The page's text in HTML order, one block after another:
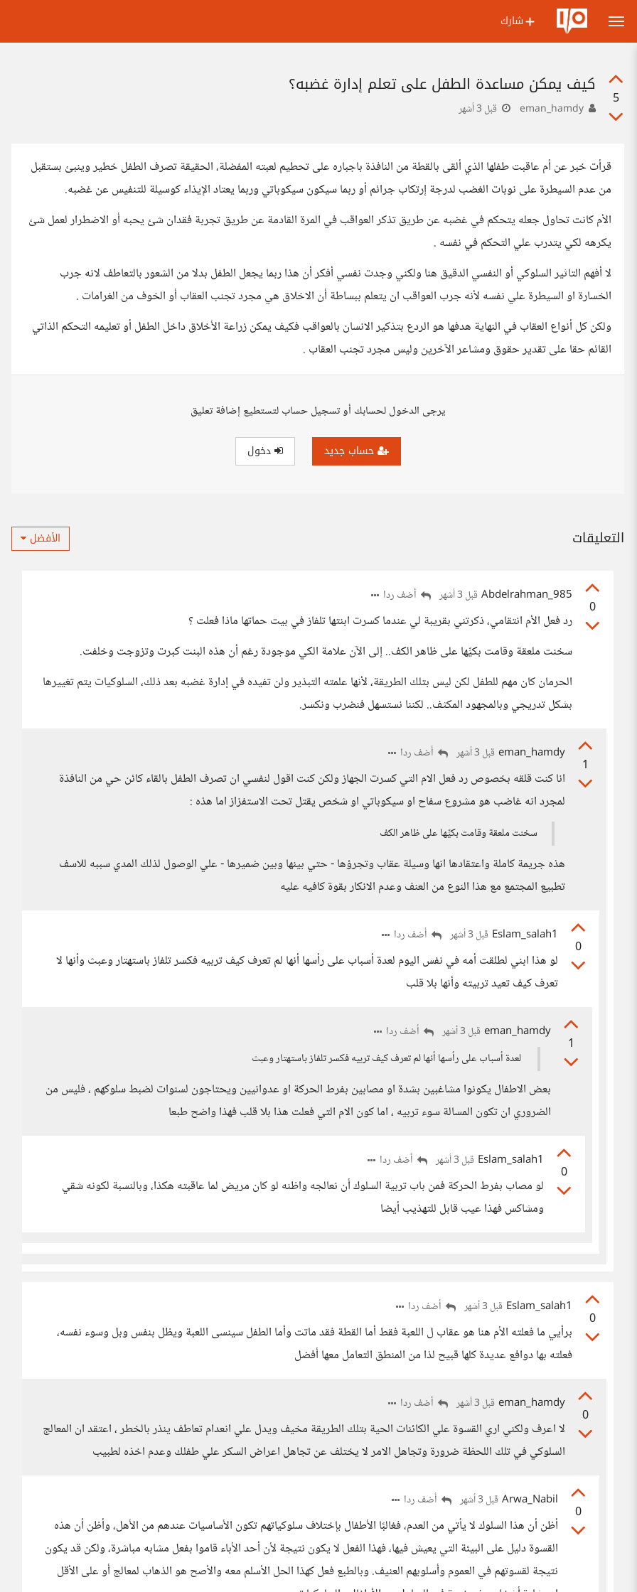
شارك
5
كيف يمكن مساعدة الطفل على تعلم إدارة غضبه؟
قبل 3 أشهر
قرأت خبر عن أم عاقبت طفلها الذي ألقى بالقطة من النافذة باجباره على تحطيم لعبته المفضلة، الحقيقة تصرف الطفل خطير وينبئ بستقبل
من عدم السيطرة على نوبات الغضب لدرجة إرتكاب جرائم أو ربما سيكون سيكوباتي وربما يعتاد الإيذاء كوسيلة للتنفيس عن غضبه.
الأم كانت تحاول جعله يتحكم في غضبه عن طريق تذكر العواقب في المرة القادمة عن طريق تجربة فقدان شئ يحبه أو الاضطرار لعمل شئ
يكرهه لكي يتدرب علي التحكم في نفسه .
لا أفهم التاثير السلوكي أو النفسي الدقيق هنا ولكني وجدت نفسي أفكر أن هذا ربما يجعل الطفل بدلا من الشعور بالتعاطف لانه جرب
الخسارة او السيطرة علي نفسه لأنه جرب العواقب ان يتعلم ببساطة أن الاخلاق هي مجرد تجنب العقاب أو الخوف من الغرامات .
ولكن كل أنواع العقاب في النهاية هدفها هو الردع بتذكير الانسان بالعواقب فكيف يمكن زراعة الأخلاق داخل الطفل أو تعليمه التحكم الذاتي
القائم حقا على تقدير حقوق ومشاعر الآخرين وليس مجرد تجنب العقاب .
يرجى الدخول لحسابك أو تسجيل حساب لتستطيع إضافة تعليق
حساب جديد دخول
التعليقات الأفضل
0
Abdelrahman_985 قبل 3 أشهر أضف ردا
رد فعل الأم انتقامي، ذكرتني بقريبة لي عندما كسرت ابنتها تلفاز في بيت حماتها ماذا فعلت ؟
سخنت ملعقة وقامت بكيِّها على ظاهر الكف.. إلى الآن علامة الكي موجودة رغم أن هذه البنت كبرت وتزوجت وخلفت.
الحرمان كان مهم للطفل لكن ليس بتلك الطريقة، لأنها علمته التبذير ولن تفيده في إدارة غضبه بعد ذلك، السلوكيات يتم تغييرها
بشكل تدريجي وبالمجهود المكثف.. لكننا نستسهل فنضرب ونكسر.
1
eman_hamdy قبل 3 أشهر أضف ردا
انا كنت قلقه بخصوص رد فعل الام التي كسرت الجهاز ولكن كنت اقول لنفسي ان تصرف الطفل بالقاء كائن حي من النافذة
لمجرد انه غاضب هو مشروع سفاح او سيكوباتي او شخص يقتل تحت الاستفزاز اما هذه :
سخنت ملعقة وقامت بكيِّها على ظاهر الكف
هذه جريمة كاملة واعتقادها انها وسيلة عقاب وتجرؤها - حتي بينها وبين ضميرها - علي الوصول لذلك المدي سببه للاسف
تطبيع المجتمع مع هذا النوع من العنف وعدم الانكار بقوة كافيه عليه
0
Eslam_salah1 قبل 3 أشهر أضف ردا
لو هذا ابني لطلقت أمه في نفس اليوم لعدة أسباب على رأسها أنها لم تعرف كيف تربيه فكسر تلفاز باستهتار وعبث وأنها لا
تعرف كيف تعيد تربيته وأنها بلا قلب
1
eman_hamdy قبل 3 أشهر
أضف ردا
لعدة أسباب على رأسها أنها لم تعرف كيف تربيه فكسر تلفاز باستهتار وعبث
بعض الاطفال يكونوا مشاغبين بشدة او مصابين بفرط الحركة او عدوانيين ويحتاجون لسنوات لضبط سلوكهم ، فليس من
الضروري ان تكون المسالة سوء تربيه ، اما كون الام التي فعلت هذا بلا قلب فهذا واضح طبعا
0
Eslam_salah1 قبل 3 أشهر أضف ردا
لو مصاب بفرط الحركة فمن باب تربية السلوك أن نعالجه واظنه لو كان مريض لما عاقبته هكذا، وبالنسبة لكونه شقي
ومشاكس فهذا عيب قابل للتهذيب أيضا
0
Eslam_salah1 قبل 3 أشهر أضف ردا
برأيي ما فعلته الأم هنا هو عقاب ل اللعبة فقط أما القطة فقد ماتت وأما الطفل سينسى اللعبة ويظل بنفس وبل وسوء نفسه،
فعلته بها دوافع عديدة كلها قبيح لذا من المنطق التعامل معها أفضل
0
eman_hamdy قبل 3 أشهر أضف ردا
لا اعرف ولكني اري القسوة علي الكائنات الحية بتلك الطريقة مخيف ويدل علي انعدام تعاطف ينذر بالخطر ، اعتقد ان المعالج
السلوكي في تلك اللحظة ضرورة وتجاهل الامر لا يختلف عن تجاهل اعراض السكر علي طفلك وعدم اخذه لطبيب
0
Arwa_Nabil قبل 3 أشهر أضف ردا
أظن أن هذا السلوك لا يأتي من العدم، فغالبًا الأطفال بإختلاف سلوكياتهم تكون الأساسيات عندهم من الأهل، وأظن أن هذه
القسوة دليل على البيئة التي يعيش فيها، فهذا الفعل لا يكون نتيجة لأن أحد الأباء قاموا بفعل مشابه مباشرة، ولكن قد يكون
نتيجة لقسوتهم في العموم وأسلوبهم العنيف. وبالطبع فعل كهذا الحل الأسلم معه والأصح هو الذهاب لمعالج أو على الأقل